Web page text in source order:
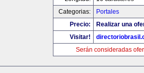
Categorias:
Portales
Precio:
Realizar una
Visitar!
Serán consideradas